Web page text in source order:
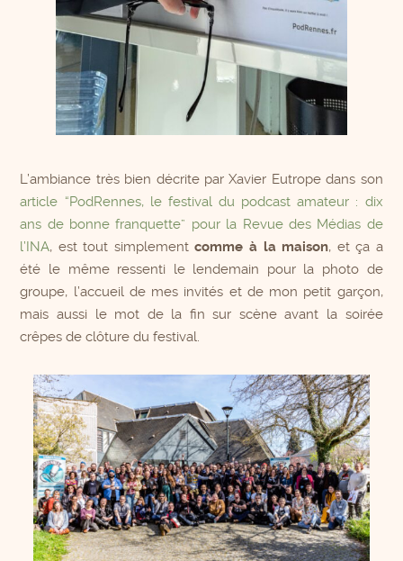
L’ambiance très bien décrite par Xavier Eutrope dans son
article “PodRennes, le festival du podcast amateur : dix
ans de bonne franquette” pour la Revue des Médias de
l’INA, est tout simplementcomme à la maison, et ça a
été le même ressenti le lendemain pour la photo de
groupe, l’accueil de mes invités et de mon petit garçon,
mais aussi le mot de la fin sur scène avant la soirée
crêpes de clôture du festival.